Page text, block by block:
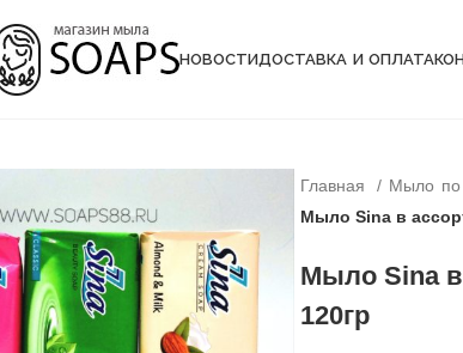
НОВОСТИДОСТАВКА И ОПЛАТА
Главная Мыло по
Мыло Sina в
Мыло Sina в
120гр